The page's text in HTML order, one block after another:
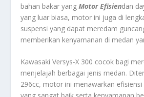
bahan bakar yangMotor Efisiendan
yang luar biasa, motor ini juga di
suspensi yang dapat meredam
memberikan kenyamanan di medan
Kawasaki Versys-X 300 cocok bagi
menjelajah berbagai jenis medan.
296cc, motor ini menawarkan efisiensi